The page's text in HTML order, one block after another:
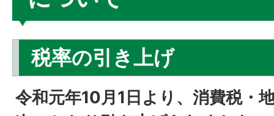
税率の引き上げ
令和元年10月1日より、消費税・